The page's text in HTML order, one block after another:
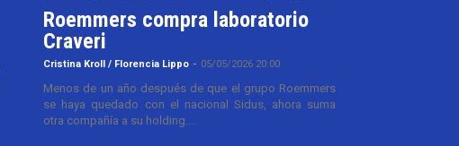
Roemmers compra laboratorio
Craveri
Cristina Kroll / Florencia Lippo - 05/05/2026 20:00
Menos de un año después de que el grupo Roemmers
se haya quedado con el nacional Sidus, ahora suma
otra compañía a su holding....